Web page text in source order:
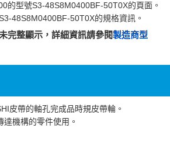
的型號S3-48S8M0400BF-50T0X的頁面。
48S8M0400BF-50T0X的規格資訊。
完整顯示，詳細資訊請參閱製造商型
皮帶的軸孔完成品時規皮帶輪。
機構的零件使用。